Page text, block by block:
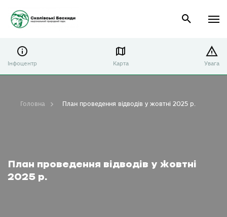
Інфоцентр Карта Увага
План проведення відводів у жовтні
2025 р.
Головна План проведення відводів у жовтні 2025 р.